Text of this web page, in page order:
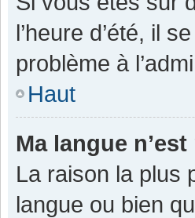
l’heure d’été, il
problème à
Haut
Ma langue
La raison la plus
langue ou bien